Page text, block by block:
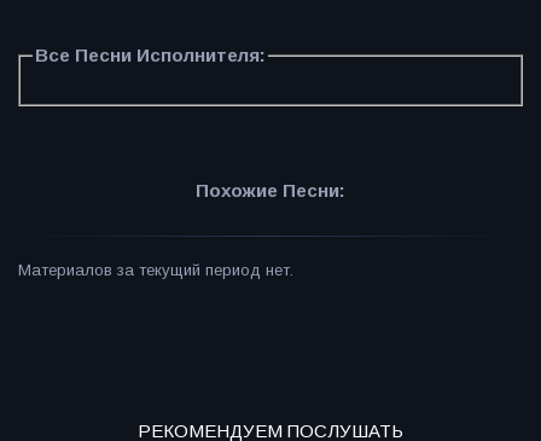
Все Песни Исполнителя:
Похожие Песни:
Материалов за текущий период нет.
РЕКОМЕНДУЕМ ПОСЛУШАТЬ